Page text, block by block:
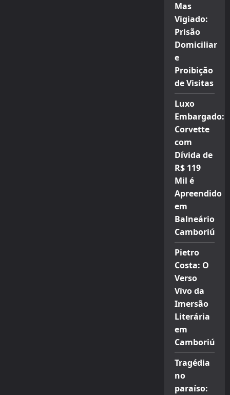
Mas
Vigiado:
Prisão
Domiciliar
e
Proibição
de Visitas
Luxo
Embargado:
Corvette
com
Dívida de
R$ 119
Mil é
Apreendido
em
Balneário
Camboriú
Pietro
Costa: O
Verso
Vivo da
Imersão
Literária
em
Camboriú
Tragédia
no
paraíso: